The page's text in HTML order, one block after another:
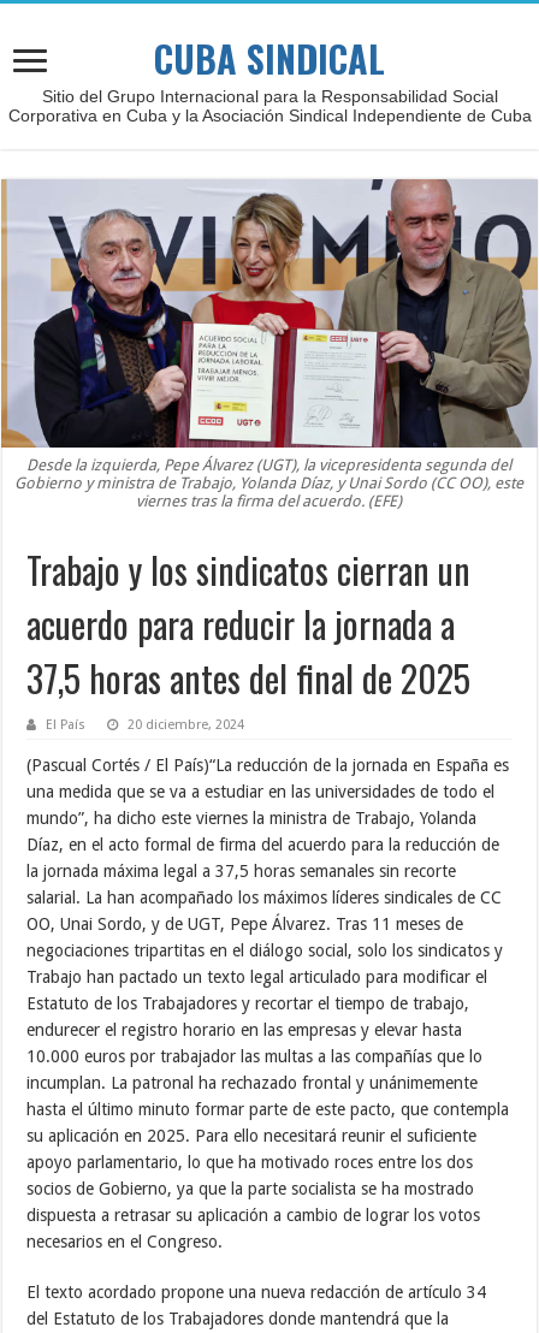
CUBA SINDICAL
Sitio del Grupo Internacional para la Responsabilidad Social
Corporativa en Cuba y la Asociación Sindical Independiente de Cuba
Desde la izquierda, Pepe Álvarez (UGT), la vicepresidenta segunda del
Gobierno y ministra de Trabajo, Yolanda Díaz, y Unai Sordo (CC OO), este
viernes tras la firma del acuerdo. (EFE)
Trabajo y los sindicatos cierran un
acuerdo para reducir la jornada a
37,5 horas antes del final de 2025
El País 20 diciembre, 2024
(Pascual Cortés / El País)“La reducción de la jornada en España es
una medida que se va a estudiar en las universidades de todo el
mundo”, ha dicho este viernes la ministra de Trabajo, Yolanda
Díaz, en el acto formal de firma del acuerdo para la reducción de
la jornada máxima legal a 37,5 horas semanales sin recorte
salarial. La han acompañado los máximos líderes sindicales de CC
OO, Unai Sordo, y de UGT, Pepe Álvarez. Tras 11 meses de
negociaciones tripartitas en el diálogo social, solo los sindicatos y
Trabajo han pactado un texto legal articulado para modificar el
Estatuto de los Trabajadores y recortar el tiempo de trabajo,
endurecer el registro horario en las empresas y elevar hasta
10.000 euros por trabajador las multas a las compañías que lo
incumplan. La patronal ha rechazado frontal y unánimemente
hasta el último minuto formar parte de este pacto, que contempla
su aplicación en 2025. Para ello necesitará reunir el suficiente
apoyo parlamentario, lo que ha motivado roces entre los dos
socios de Gobierno, ya que la parte socialista se ha mostrado
dispuesta a retrasar su aplicación a cambio de lograr los votos
necesarios en el Congreso.
El texto acordado propone una nueva redacción de artículo 34
del Estatuto de los Trabajadores donde mantendrá que la